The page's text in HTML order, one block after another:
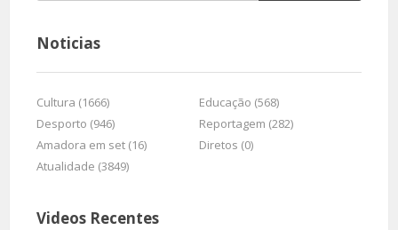
Noticias
Cultura (1666)
Educação (568)
Desporto (946)
Reportagem (282)
Amadora em set (16)
Diretos (0)
Atualidade (3849)
Videos Recentes